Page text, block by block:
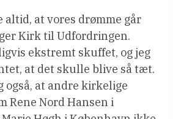
altid, at vores drømme går
Kirk til Udfordringen.
ekstremt skuffet, og jeg
at det skulle blive så tæt.
også, at andre kirkelige
Rene Nord Hansen i